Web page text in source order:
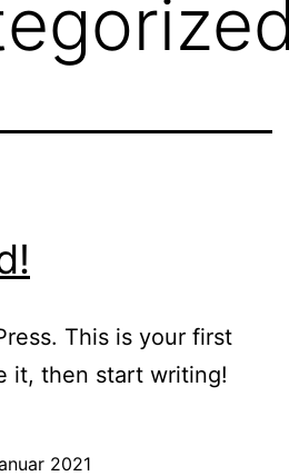
This is your first
it, then start writing!
2021